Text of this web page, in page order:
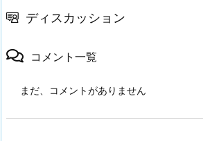
ディスカッション
コメント一覧
まだ、コメントがありません